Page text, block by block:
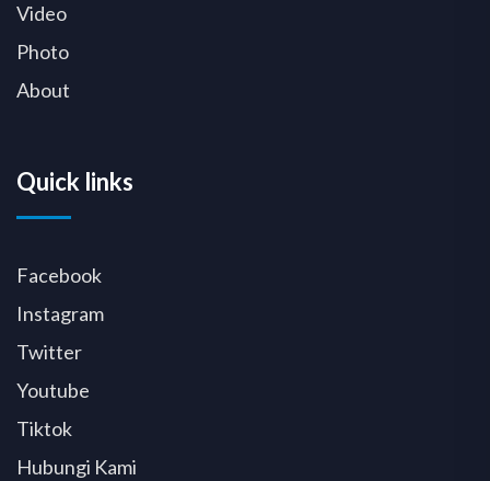
Video
Photo
About
Quick links
Facebook
Instagram
Twitter
Youtube
Tiktok
Hubungi Kami